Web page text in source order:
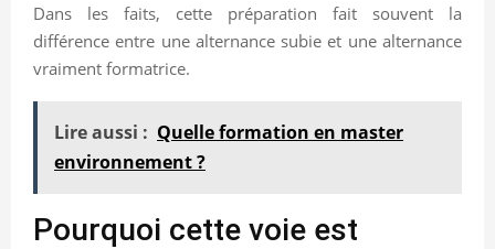
Dans les faits, cette préparation fait souvent la
différence entre une alternance subie et une alternance
vraiment formatrice.
Lire aussi : Quelle formation en master
environnement ?
Pourquoi cette voie est